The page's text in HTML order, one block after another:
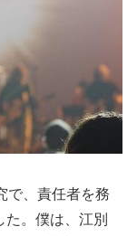
で、責任者を務
。僕は、江別